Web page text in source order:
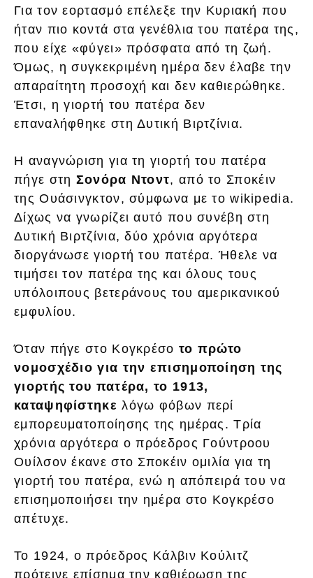
Για τον εορτασμό επέλεξε την Κυριακή που
ήταν πιο κοντά στα γενέθλια του πατέρα της,
που είχε «φύγει» πρόσφατα από τη ζωή.
Όμως, η συγκεκριμένη ημέρα δεν έλαβε την
απαραίτητη προσοχή και δεν καθιερώθηκε.
Έτσι, η γιορτή του πατέρα δεν
επαναλήφθηκε στη Δυτική Βιρτζίνια.
Η αναγνώριση για τη γιορτή του πατέρα
πήγε στη Σονόρα Ντοντ, από το Σποκέιν
της Ουάσινγκτον, σύμφωνα με το wikipedia.
Δίχως να γνωρίζει αυτό που συνέβη στη
Δυτική Βιρτζίνια, δύο χρόνια αργότερα
διοργάνωσε γιορτή του πατέρα. Ήθελε να
τιμήσει τον πατέρα της και όλους τους
υπόλοιπους βετεράνους του αμερικανικού
εμφυλίου.
Όταν πήγε στο Κογκρέσο το πρώτο
νομοσχέδιο για την επισημοποίηση της
γιορτής του πατέρα, το 1913,
καταψηφίστηκε λόγω φόβων περί
εμπορευματοποίησης της ημέρας. Τρία
χρόνια αργότερα ο πρόεδρος Γούντροου
Ουίλσον έκανε στο Σποκέιν ομιλία για τη
γιορτή του πατέρα, ενώ η απόπειρά του να
επισημοποιήσει την ημέρα στο Κογκρέσο
απέτυχε.
Το 1924, ο πρόεδρος Κάλβιν Κούλιτζ
πρότεινε επίσημα την καθιέρωση της